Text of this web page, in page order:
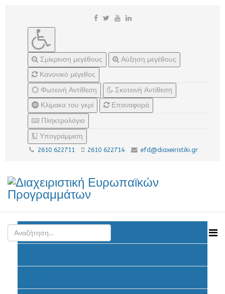
Σμίκρινση μεγέθους
Αύξηση μεγέθους
Κανονικό μέγεθος
Φωτεινή Αντίθεση
Σκοτεινή Αντίθεση
Κλίμακα του γκρί
Επαναφορά
Πληκτρολόγιο
Υπογράμμιση
2610 622711 2610 622714 efd@diaxeiristiki.gr
Ανακοινώσεις